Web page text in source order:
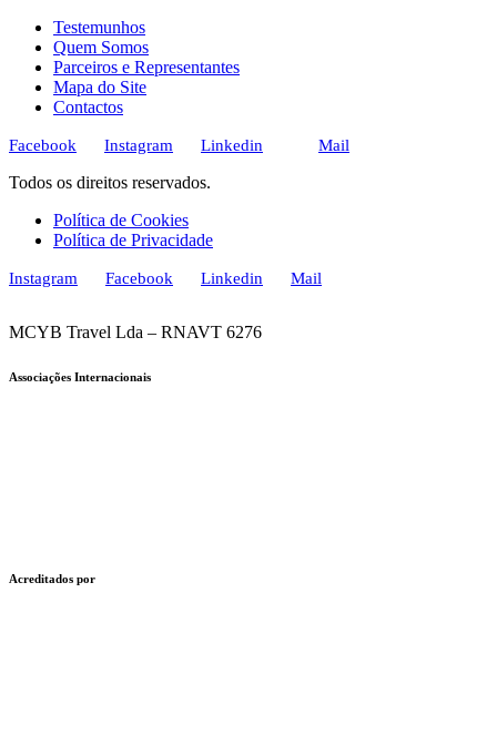
Testemunhos
Quem Somos
Parceiros e Representantes
Mapa do Site
Contactos
Facebook Instagram Linkedin Mail
Todos os direitos reservados.
Política de Cookies
Política de Privacidade
Instagram Facebook Linkedin Mail
MCYB Travel Lda – RNAVT 6276
Associações Internacionais
Acreditados por